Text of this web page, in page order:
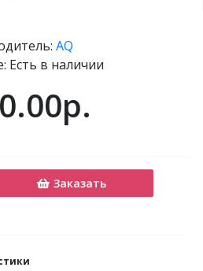
AQ
Есть в наличии
Заказать